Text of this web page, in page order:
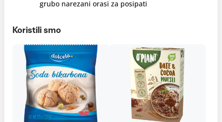
grubo narezani orasi za posipati
Koristili smo